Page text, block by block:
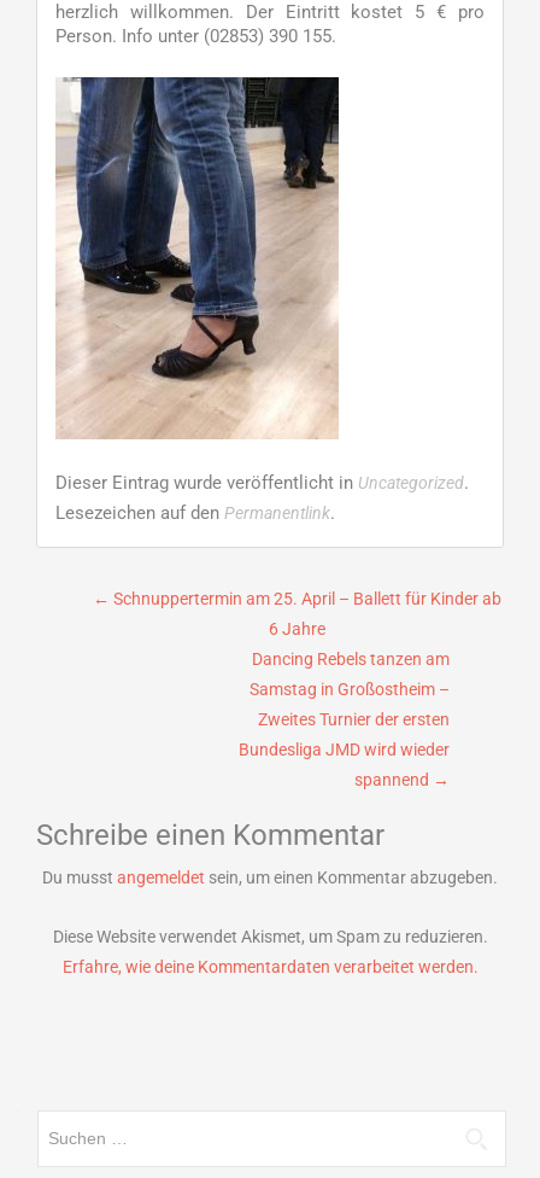
herzlich willkommen. Der Eintritt kostet 5 € pro
Person. Info unter (02853) 390 155.
Dieser Eintrag wurde veröffentlicht in Uncategorized.
Lesezeichen auf den Permanentlink.
Beitragsnavigation
← Schnuppertermin am 25. April – Ballett für Kinder ab
6 Jahre
Dancing Rebels tanzen am
Samstag in Großostheim –
Zweites Turnier der ersten
Bundesliga JMD wird wieder
spannend →
Schreibe einen Kommentar
Du musst angemeldet sein, um einen Kommentar abzugeben.
Diese Website verwendet Akismet, um Spam zu reduzieren.
Erfahre, wie deine Kommentardaten verarbeitet werden.